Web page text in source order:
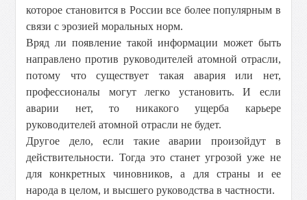
которое становится в России все более популярным в
связи с эрозией моральных норм.
Вряд ли появление такой информации может быть
направлено против руководителей атомной отрасли,
потому что существует такая авария или нет,
профессионалы могут легко установить. И если
аварии нет, то никакого ущерба карьере
руководителей атомной отрасли не будет.
Другое дело, если такие аварии произойдут в
действительности. Тогда это станет угрозой уже не
для конкретных чиновников, а для страны и ее
народа в целом, и высшего руководства в частности.